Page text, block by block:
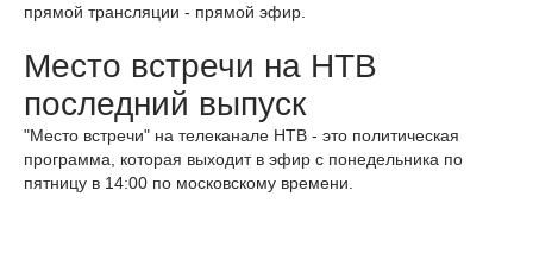
прямой трансляции - прямой эфир.
Место встречи на НТВ
последний выпуск
"Место встречи" на телеканале НТВ - это политическая
программа, которая выходит в эфир с понедельника по
пятницу в 14:00 по московскому времени.